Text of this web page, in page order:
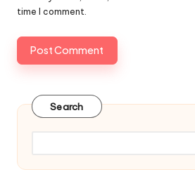
time I comment.
Search